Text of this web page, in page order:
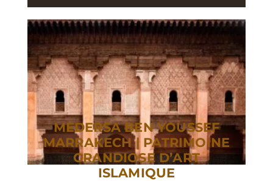
MEDERSA BEN YOUSSEF
MARRAKECH | PATRIMOINE
GRANDIOSE D’ART
ISLAMIQUE